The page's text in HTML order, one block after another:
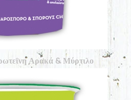
Αρακά & Μύρτιλο